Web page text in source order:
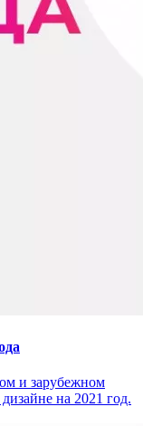
и зарубежном
на 2021 год.